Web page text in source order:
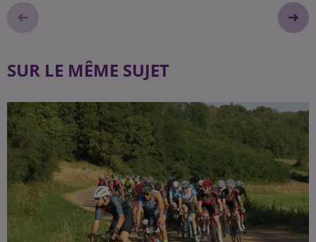
SUR LE MÊME SUJET